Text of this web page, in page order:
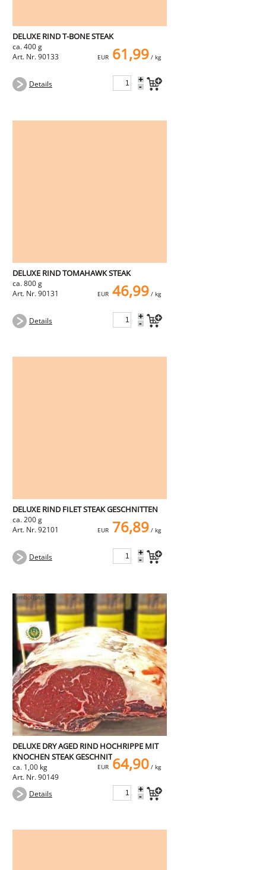
DELUXE RIND T-BONE STEAK
ca. 400 g
Art. Nr. 90133
EUR 61,99/ kg
Details +
-
DELUXE RIND TOMAHAWK STEAK
ca. 800 g
Art. Nr. 90131
EUR 46,99/ kg
Details +
-
DELUXE RIND FILET STEAK GESCHNITTEN
ca. 200 g
Art. Nr. 92101
EUR 76,89/ kg
Details +
-
DELUXE DRY AGED RIND HOCHRIPPE MIT
KNOCHEN STEAK GESCHNITTEN
ca. 1,00 kg
Art. Nr. 90149
EUR 64,90/ kg
Details +
-